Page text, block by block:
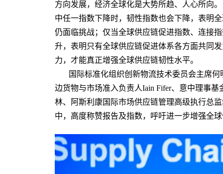
方向发展，经济全球化是大势所趋、人心所向
中任一指数下降时，韧性指数也会下降，表明
仍面临挑战；仅当全球供应链促进指数、连接
升，表明只有全球供应链促进体系各方面共同
力，才能真正增强全球供应链韧性水平。
国际标准化组织创新物流技术委员会主席
边货物与市场准入负责人Iain Fifer、意中理事
林、阿斯利康国际市场供应链管理高级执行总
中，高度称赞报告及指数，呼吁进一步增强全